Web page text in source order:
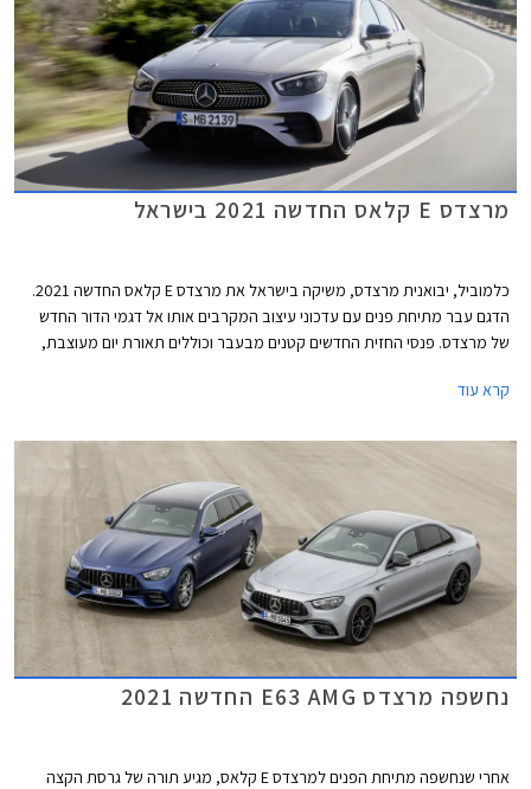
מרצדס E קלאס החדשה 2021 בישראל
כלמוביל, יבואנית מרצדס, משיקה בישראל את מרצדס E קלאס החדשה 2021.
הדגם עבר מתיחת פנים עם עדכוני עיצוב המקרבים אותו אל דגמי הדור החדש
של מרצדס. פנסי החזית החדשים קטנים מבעבר וכוללים תאורת יום מעוצבת,
הצד נותרה אלגנטית ומתאפיינת בקו מותניים מעודן המשתפל לאחור. הזנב מציג
העיקרי בתא הנוסעים הוא גלגל ההגה החדש של מרצדס המכיל פקדי מגע.
קרא עוד
נחשפה מרצדס E63 AMG החדשה 2021
אחרי שנחשפה מתיחת הפנים למרצדס E קלאס, מגיע תורה של גרסת הקצה